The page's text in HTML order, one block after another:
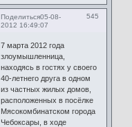
Поделиться 545
05-08-
2012 16:49:07
7 марта 2012 года
злоумышленница,
находясь в гостях у своего
40-летнего друга в одном
из частных жилых домов,
расположенных в посёлке
Мясокомбинатском города
Чебоксары, в ходе